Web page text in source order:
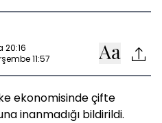
20:16
11:57
ekonomisinde çifte
inanmadığı bildirildi.